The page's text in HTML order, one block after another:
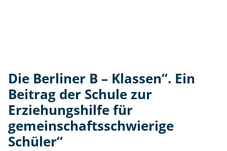
Die Berliner B – Klassen“. Ein
Beitrag der Schule zur
Erziehungshilfe für
gemeinschaftsschwierige
Schüler“